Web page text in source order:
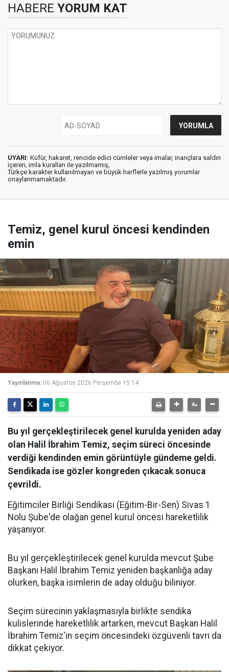
HABERE YORUM KAT
UYARI: Küfür, hakaret, rencide edici cümleler veya imalar, inançlara saldırı
içeren, imla kuralları ile yazılmamış,
Türkçe karakter kullanılmayan ve büyük harflerle yazılmış yorumlar
onaylanmamaktadır.
Temiz, genel kurul öncesi kendinden
emin
Yayınlanma: 06 Ağustos 2026 Perşembe 15:14
Bu yıl gerçekleştirilecek genel kurulda yeniden aday
olan Halil İbrahim Temiz, seçim süreci öncesinde
verdiği kendinden emin görüntüyle gündeme geldi.
Sendikada ise gözler kongreden çıkacak sonuca
çevrildi.
Eğitimciler Birliği Sendikası (Eğitim-Bir-Sen) Sivas 1
Nolu Şube'de olağan genel kurul öncesi hareketlilik
yaşanıyor.
Bu yıl gerçekleştirilecek genel kurulda mevcut Şube
Başkanı Halil İbrahim Temiz yeniden başkanlığa aday
olurken, başka isimlerin de aday olduğu biliniyor.
Seçim sürecinin yaklaşmasıyla birlikte sendika
kulislerinde hareketlilik artarken, mevcut Başkan Halil
İbrahim Temiz'in seçim öncesindeki özgüvenli tavrı da
dikkat çekiyor.